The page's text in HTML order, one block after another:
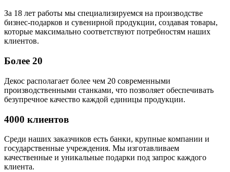
За 18 лет работы мы специализируемся на производстве
бизнес-подарков и сувенирной продукции, создавая товары,
которые максимально соответствуют потребностям наших
клиентов.
Более 20
Декос располагает более чем 20 современными
производственными станками, что позволяет обеспечивать
безупречное качество каждой единицы продукции.
4000 клиентов
Среди наших заказчиков есть банки, крупные компании и
государственные учреждения. Мы изготавливаем
качественные и уникальные подарки под запрос каждого
клиента.